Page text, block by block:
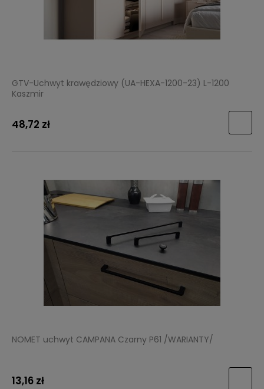
GTV-Uchwyt krawędziowy (UA-HEXA-1200-23) L-1200
Kaszmir
48,72 zł
NOMET uchwyt CAMPANA Czarny P61 /WARIANTY/
13,16 zł